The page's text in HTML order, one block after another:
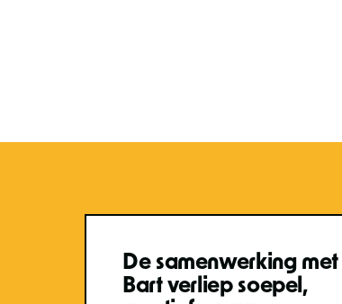
De samenwerking met
Bart verliep soepel,